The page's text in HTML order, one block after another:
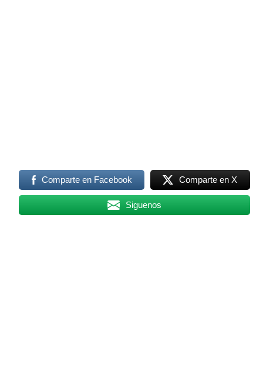
Comparte en Facebook Comparte en X
Siguenos